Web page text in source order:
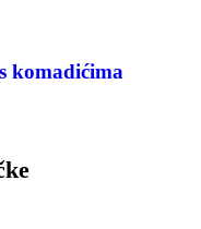
komadićima